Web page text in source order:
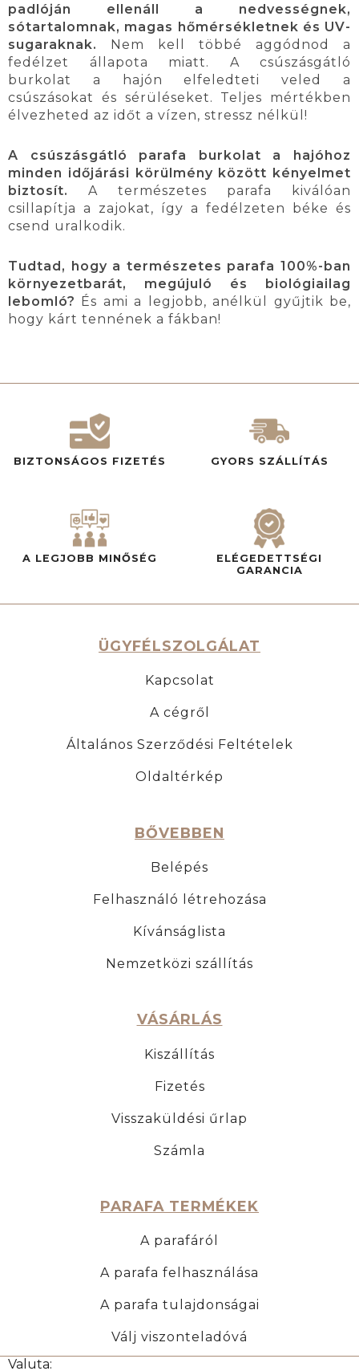
Valuta:
padlóján ellenáll a nedvességnek,
sótartalomnak, magas hőmérsékletnek és UV-
sugaraknak.
Nem kell többé aggódnod a
fedélzet állapota miatt. A csúszásgátló
burkolat a hajón elfeledteti veled a
csúszásokat és sérüléseket. Teljes mértékben
élvezheted az időt a vízen, stressz nélkül!
A csúszásgátló parafa burkolat a hajóhoz
minden időjárási körülmény között kényelmet
biztosít.
A természetes parafa kiválóan
csillapítja a zajokat, így a fedélzeten béke és
csend uralkodik.
Tudtad, hogy a természetes parafa 100%-ban
környezetbarát, megújuló és biológiailag
lebomló? És ami a legjobb, anélkül gyűjtik be,
hogy kárt tennének a fákban!
BIZTONSÁGOS FIZETÉS GYORS SZÁLLÍTÁS
A LEGJOBB MINŐSÉG
ELÉGEDETTSÉGI
GARANCIA
ÜGYFÉLSZOLGÁLAT
Kapcsolat
A cégről
Általános Szerződési Feltételek
Oldaltérkép
BŐVEBBEN
Belépés
Felhasználó létrehozása
Kívánságlista
Nemzetközi szállítás
VÁSÁRLÁS
Kiszállítás
Fizetés
Visszaküldési űrlap
Számla
PARAFA TERMÉKEK
A parafáról
A parafa felhasználása
A parafa tulajdonságai
Válj viszonteladóvá